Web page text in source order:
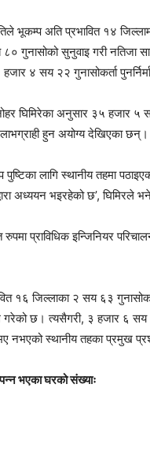
भूकम्प अति प्रभावित १४
गुनासोको सुनुवाइ गरी नतिजा
४ सय २२ गुनासोकर्ता
घिमिरेका अनुसार ३५ हजार
हुन अयोग्य देखिएका छन्।
पुष्टिका लागि स्थानीय तहमा
अध्ययन भइरहेको छ’, घिमिरले
प्राविधिक इन्जिनियर
१६ जिल्लाका २ सय ६३
गरेको छ। त्यसैगरी, ३ हजार ६
नभएको स्थानीय तहका प्रमुख
भएका घरको संख्याः